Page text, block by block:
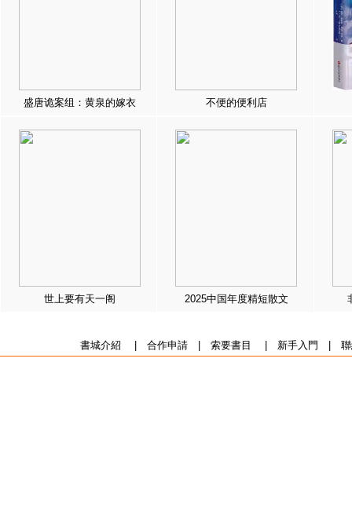
盛唐诡案组：黄泉的嫁衣 不便的便利店
世上要有天一阁 2025中国年度精短散文
書城介紹 合作申請| 索要書目 新手入門